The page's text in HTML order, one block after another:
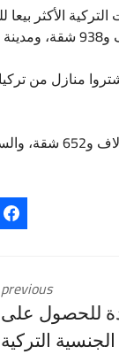
رابعا بألفين و133 منزلا.
previous
للحصول على
الجنسية التركية